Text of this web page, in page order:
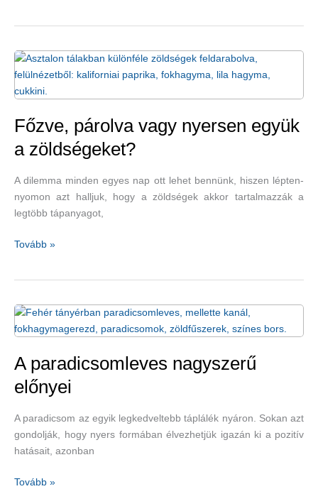
arginin
Főzve, párolva vagy nyersen együk
a zöldségeket?
A dilemma minden egyes nap ott lehet bennünk, hiszen lépten-
nyomon azt halljuk, hogy a zöldségek akkor tartalmazzák a
legtöbb tápanyagot,
Főzve,
együk
a
Tovább »
A paradicsomleves nagyszerű
előnyei
A paradicsom az egyik legkedveltebb táplálék nyáron. Sokan azt
gondolják, hogy nyers formában élvezhetjük igazán ki a pozitív
hatásait, azonban
A
Tovább »